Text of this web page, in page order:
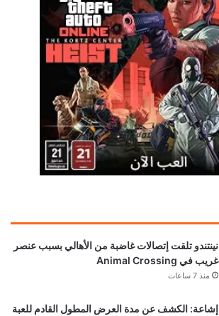
نينتندو تلقت إتصالات غاضبة من الأهالي بسبب عنصر
غريب في Animal Crossing
منذ 7 ساعات
إشاعة: الكشف عن مدة العرض المطول القادم للعبة